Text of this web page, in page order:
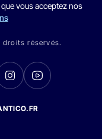
vous acceptez nos
droits réservés.